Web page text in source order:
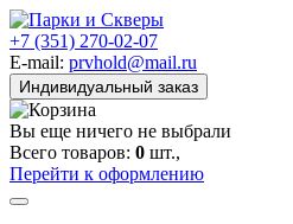
+7 (351) 270-02-07
E-mail: prvhold@mail.ru
Индивидуальный заказ
Вы еще ничего не выбрали
Всего товаров: 0 шт.,
Перейти к оформлению